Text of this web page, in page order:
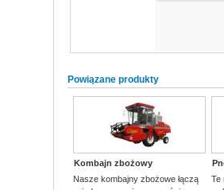
Powiązane produkty
Kombajn zbożowy
Nasze kombajny zbożowe łączą
Te